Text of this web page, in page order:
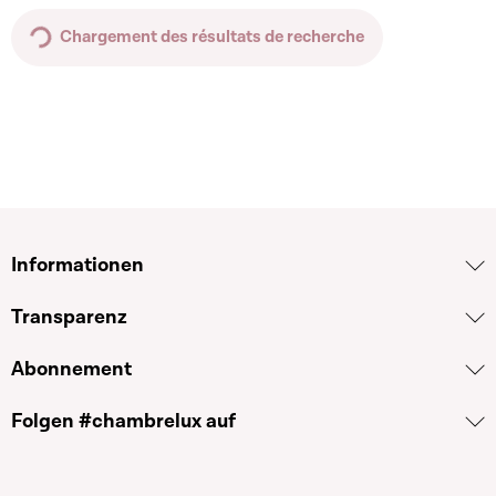
Chargement des résultats de recherche
Informationen
Transparenz
Abonnement
Folgen #chambrelux auf